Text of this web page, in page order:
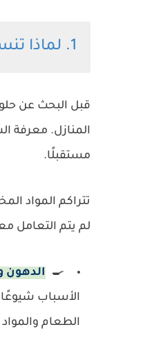
1. لماذا تنسد المجاري؟ فهم الأسباب الجذرية للمشكلة
قبل البحث عن
المنازل. معرفة
مستقبلًا.
تتراكم المواد
لم يتم
🍳 الدهون
الأسباب شيوعًا
الطعام